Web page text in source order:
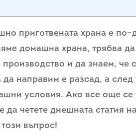
приготвената храна е
домашна храна, трябва
и да знаем, че
направим е разсад, а след
условия. Ако все още се
четете днешната статия
въпрос!